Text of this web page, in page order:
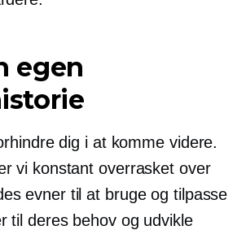
egen
dig i at komme videre.
vi konstant overrasket over
evner til at bruge og tilpasse
til deres behov og udvikle